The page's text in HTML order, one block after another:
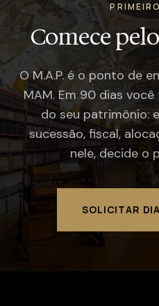
Comece
O M.A.P. é o ponto de
MAM. Em 90 dias
do seu patrimônio:
sucessão, fiscal,
nele, decide o
SOLICITAR